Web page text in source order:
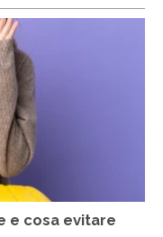
e cosa evitare